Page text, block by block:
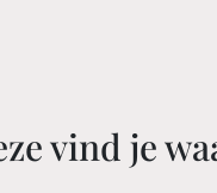
vind je